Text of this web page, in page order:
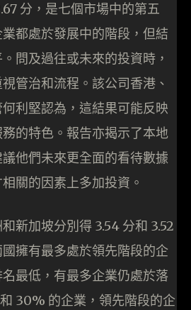
分，是七個市場中的第五
都處於發展中的階段，但結
問及過往或未來的投資時，
管治和流程。該公司香港、
利堅認為，這結果可能反映
的特色。報告亦揭示了本地
他們未來更全面的看待數據
關的因素上多加投資。
新加坡分別得 3.54 分和 3.52
擁有最多處於領先階段的企
最低，有最多企業仍處於落
30% 的企業，領先階段的企